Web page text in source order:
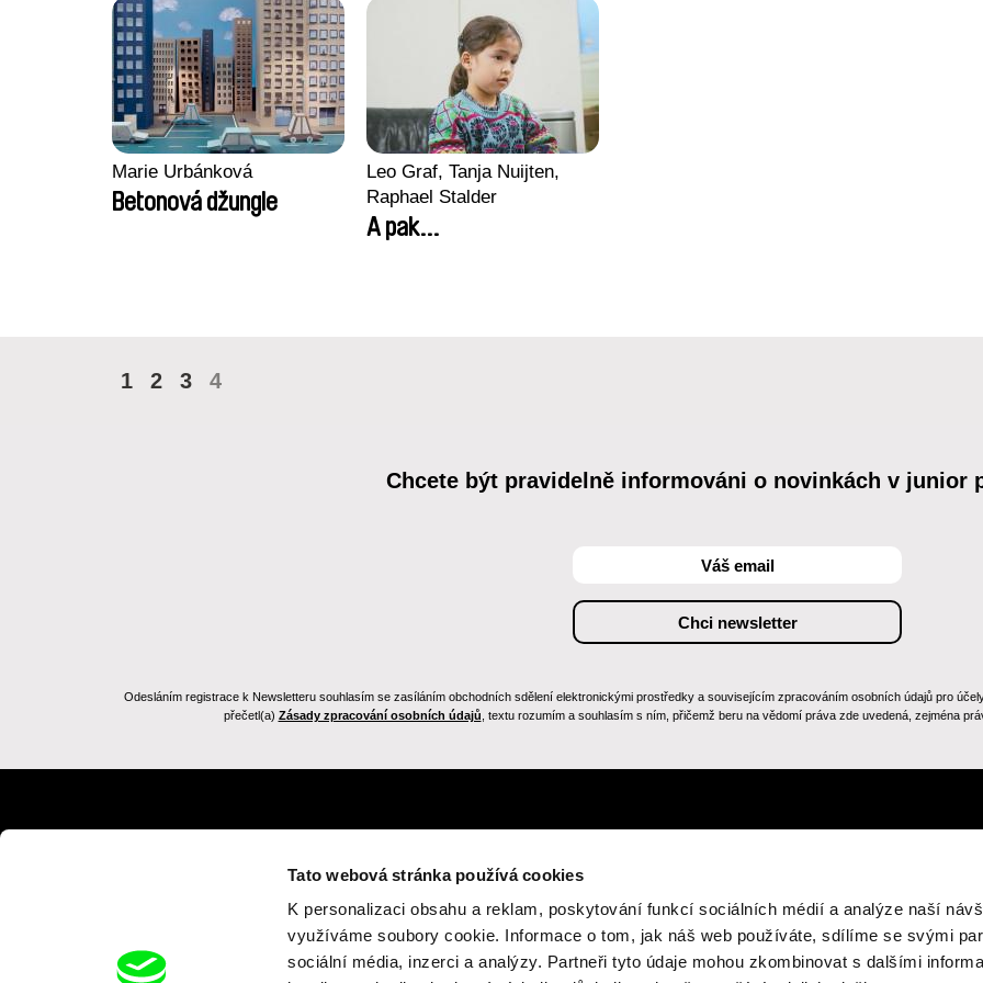
Tato webová stránka používá cookies
K personalizaci obsahu a reklam, poskytování funkcí sociálních médií a analýze naší
využíváme soubory cookie. Informace o tom, jak náš web používáte, sdílíme se svými
sociální média, inzerci a analýzy. Partneři tyto údaje mohou zkombinovat s dalšími
Marie Urbánková
Betonová džungle
Leo Graf, Tanja Nuijten,
Raphael Stalder
A pak...
1 2 3 4
Chcete být pravidelně informováni o novinkách v junior
Odesláním registrace k Newsletteru souhlasím se zasíláním obchodních sdělení elektronickými prostředky a souvisejícím zpracováním osobních údajů pro
přečetl(a) Zásady zpracování osobních údajů , textu rozumím a souhlasím s ním, přičemž beru na vědomí práva zde uvedená, zejména